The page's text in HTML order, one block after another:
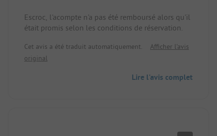
Escroc, l'acompte n'a pas été remboursé alors qu'il
était promis selon les conditions de réservation.
Cet avis a été traduit automatiquement.
Afficher l'avis
original
Lire l'avis complet